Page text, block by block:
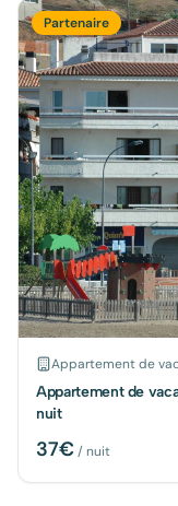
Partenaire
Appartement de
Appartement de
nuit
37€/ nuit